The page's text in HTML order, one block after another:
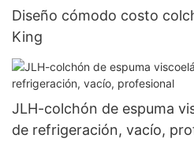
Diseño cómodo costo
King
JLH-colchón de espuma
de refrigeración, vacío,